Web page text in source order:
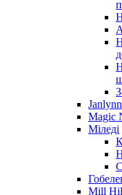
Janlynn
Magic
Міледі
Mill